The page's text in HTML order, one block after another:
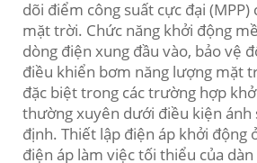
dõi điểm công suất cực đại (MPP)
mặt trời. Chức năng khởi động
dòng điện xung đầu vào, bảo vệ
điều khiển bơm năng lượng mặt
đặc biệt trong các trường hợp
thường xuyên dưới điều kiện ánh
định. Thiết lập điện áp khởi động
điện áp làm việc tối thiểu của